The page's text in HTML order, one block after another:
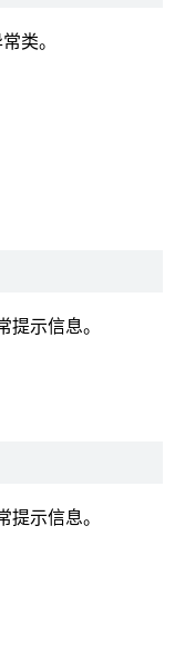
类。
示信息。
示信息。